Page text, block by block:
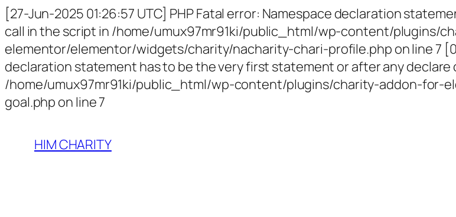
[27-Jun-2025 01:26:57 UTC] PHP Fatal error: Namespace declaration
call in the script in /home/umux97mr91ki/public_html/wp-content/plugins/
elementor/elementor/widgets/charity/nacharity-chari-profile.php on line 7
declaration statement has to be the very first statement or after any declare
/home/umux97mr91ki/public_html/wp-content/plugins/charity-addon-
goal.php on line 7
HIM CHARITY